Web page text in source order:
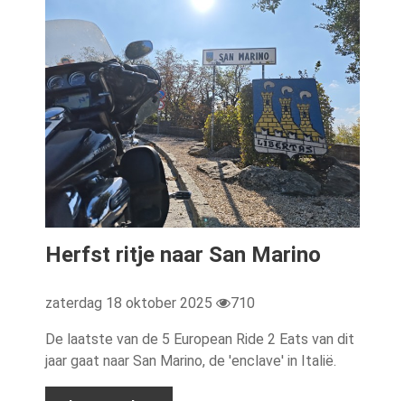
Herfst ritje naar San Marino
zaterdag 18 oktober 2025 710
De laatste van de 5 European Ride 2 Eats van dit
jaar gaat naar San Marino, de 'enclave' in Italië.